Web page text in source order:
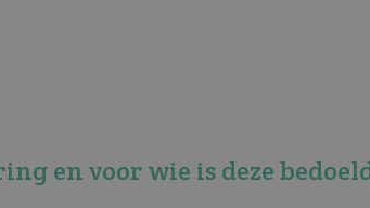
en voor wie is deze